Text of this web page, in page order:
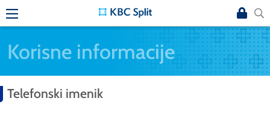
Korisne informacije
Telefonski imenik